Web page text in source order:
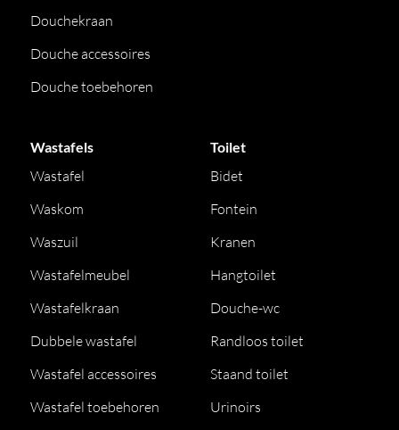
Douchekraan
Douche accessoires
Douche toebehoren
Wastafels
Wastafel
Waskom
Waszuil
Wastafelmeubel
Wastafelkraan
Dubbele wastafel
Wastafel accessoires
Wastafel toebehoren
Toilet
Bidet
Fontein
Kranen
Hangtoilet
Douche-wc
Randloos toilet
Staand toilet
Urinoirs